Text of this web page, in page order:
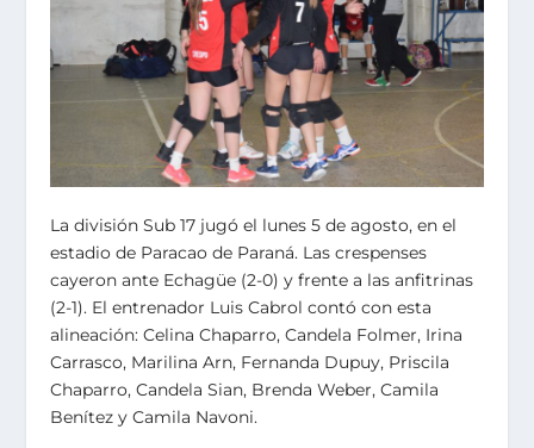
La división Sub 17 jugó el lunes 5 de agosto, en el
estadio de Paracao de Paraná. Las crespenses
cayeron ante Echagüe (2-0) y frente a las anfitrinas
(2-1). El entrenador Luis Cabrol contó con esta
alineación: Celina Chaparro, Candela Folmer, Irina
Carrasco, Marilina Arn, Fernanda Dupuy, Priscila
Chaparro, Candela Sian, Brenda Weber, Camila
Benítez y Camila Navoni.